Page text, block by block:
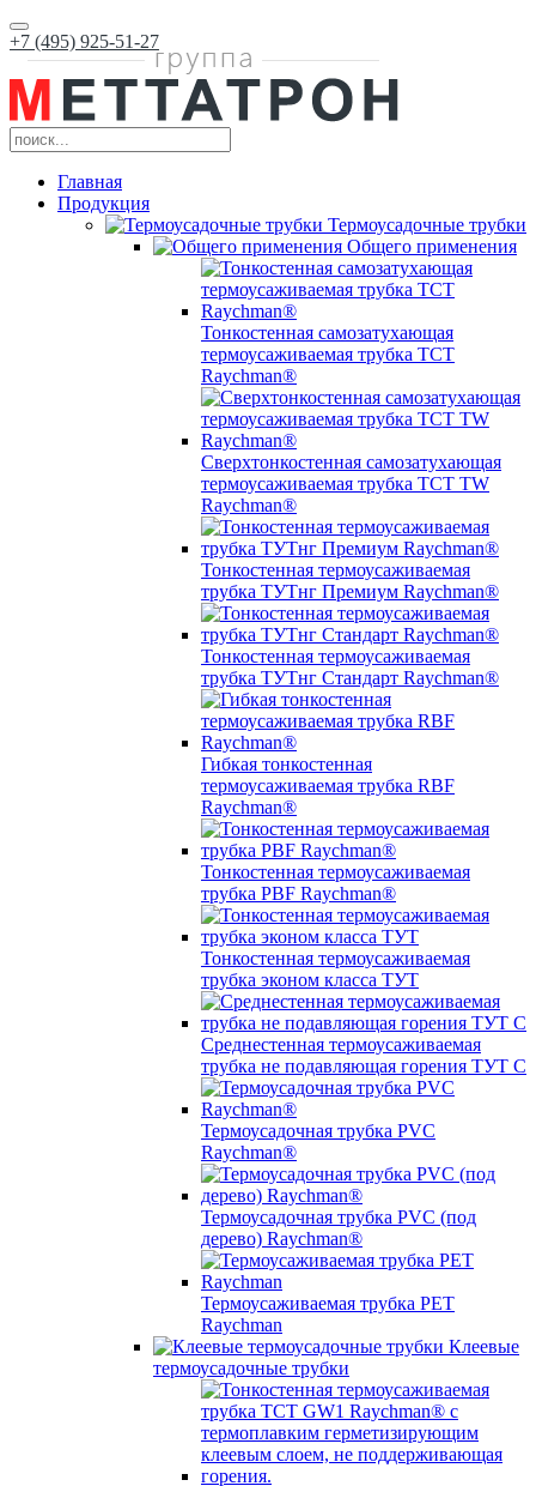
+7 (495) 925-51-27
Главная
Продукция
Термоусадочные трубки
Общего применения
Тонкостенная самозатухающая
термоусаживаемая трубка ТCT
Raychman®
Сверхтонкостенная самозатухающая
термоусаживаемая трубка ТCT TW
Raychman®
Тонкостенная термоусаживаемая
трубка ТУТнг Премиум Raychman®
Тонкостенная термоусаживаемая
трубка ТУТнг Стандарт Raychman®
Гибкая тонкостенная
термоусаживаемая трубка RBF
Raychman®
Тонкостенная термоусаживаемая
трубка PBF Raychman®
Тонкостенная термоусаживаемая
трубка эконом класса ТУТ
Среднестенная термоусаживаемая
трубка не подавляющая горения ТУТ С
Термоусадочная трубка PVC
Raychman®
Термоусадочная трубка PVC (под
дерево) Raychman®
Термоусаживаемая трубка PET
Raychman
Клеевые
термоусадочные трубки